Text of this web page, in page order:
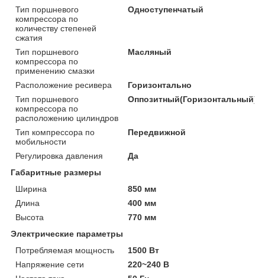
Тип поршневого
компрессора по
количеству степеней
сжатия
Одноступенчатый
Тип поршневого
компрессора по
применению смазки
Масляный
Расположение ресивера
Горизонтально
Тип поршневого
компрессора по
расположению цилиндров
Оппозитный(Горизонтальный)
Тип компрессора по
мобильности
Передвижной
Регулировка давления
Да
Габаритные размеры
Ширина
850 мм
Длина
400 мм
Высота
770 мм
Электрические параметры
Потребляемая мощность
1500 Вт
Напряжение сети
220~240 В